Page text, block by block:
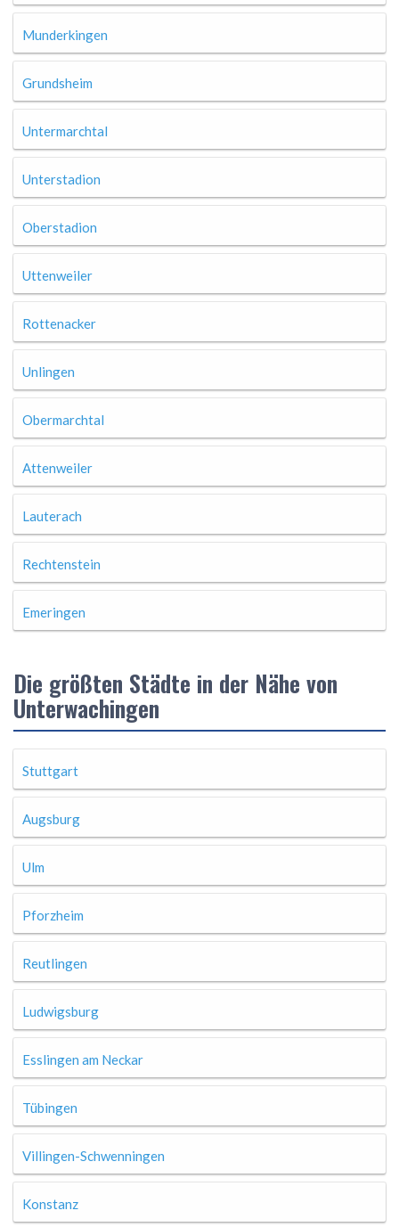
Munderkingen
Grundsheim
Untermarchtal
Unterstadion
Oberstadion
Uttenweiler
Rottenacker
Unlingen
Obermarchtal
Attenweiler
Lauterach
Rechtenstein
Emeringen
Die größten Städte in der Nähe von
Unterwachingen
Stuttgart
Augsburg
Ulm
Pforzheim
Reutlingen
Ludwigsburg
Esslingen am Neckar
Tübingen
Villingen-Schwenningen
Konstanz